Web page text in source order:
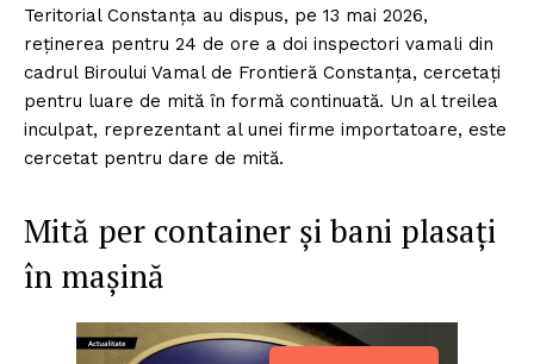
Teritorial Constanța au dispus, pe 13 mai 2026,
reținerea pentru 24 de ore a doi inspectori vamali din
cadrul Biroului Vamal de Frontieră Constanța, cercetați
pentru luare de mită în formă continuată. Un al treilea
inculpat, reprezentant al unei firme importatoare, este
cercetat pentru dare de mită.
Mită per container și bani plasați
în mașină